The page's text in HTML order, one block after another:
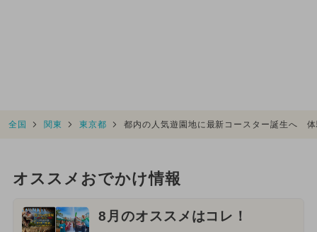
全国 関東 東京都 都内の人気遊園地に最新コースター誕生へ
オススメおでかけ情報
8月のオススメはコレ！